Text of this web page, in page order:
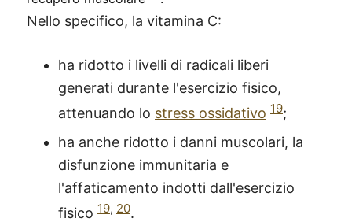
Nello specifico, la vitamina C:
ha ridotto i livelli di radicali liberi
generati durante l'esercizio fisico,
attenuando lo stress ossidativo 19;
ha anche ridotto i danni muscolari, la
disfunzione immunitaria e
l'affaticamento indotti dall'esercizio
fisico 19, 20.